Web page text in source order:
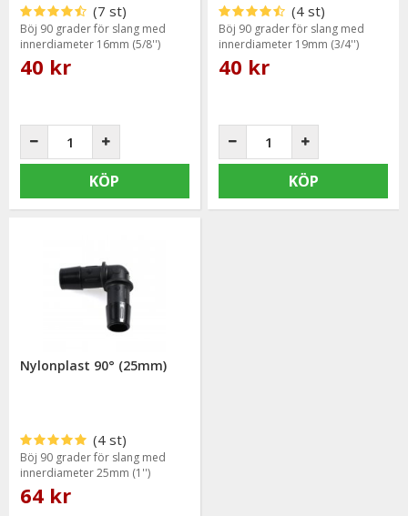
(7 st)
Böj 90 grader för slang med
innerdiameter 16mm (5/8'')
40 kr
KÖP
(4 st)
Böj 90 grader för slang med
innerdiameter 19mm (3/4'')
40 kr
KÖP
Nylonplast 90° (25mm)
(4 st)
Böj 90 grader för slang med
innerdiameter 25mm (1'')
64 kr